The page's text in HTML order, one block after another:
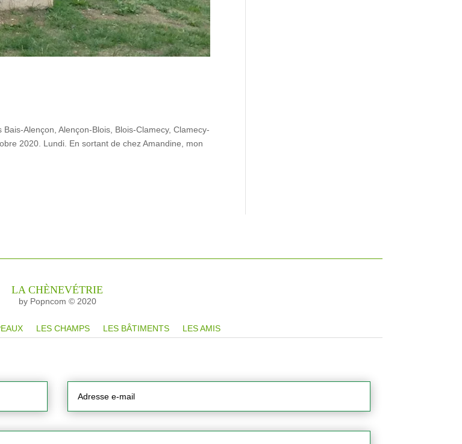
Alençon, Alençon-Blois, Blois-Clamecy, Clamecy-
2020. Lundi. En sortant de chez Amandine, mon
LA CHÈNEVÉTRIE
by Popncom © 2020
LES CHAMPS LES BÂTIMENTS LES AMIS